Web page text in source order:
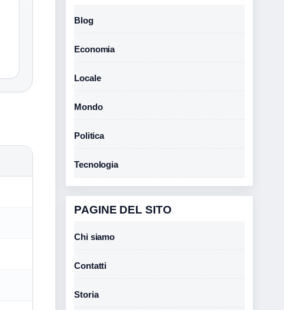
Blog
Economia
Locale
Mondo
Politica
Tecnologia
PAGINE DEL SITO
Chi siamo
Contatti
Storia